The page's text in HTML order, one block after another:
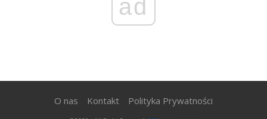
ad
O nas Kontakt Polityka Prywatności